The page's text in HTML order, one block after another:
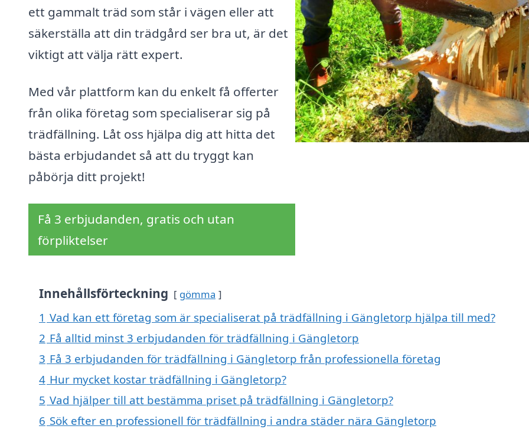
ett gammalt träd som står i vägen eller att
säkerställa att din trädgård ser bra ut, är det
viktigt att välja rätt expert.
Med vår plattform kan du enkelt få offerter
från olika företag som specialiserar sig på
trädfällning. Låt oss hjälpa dig att hitta det
bästa erbjudandet så att du tryggt kan
påbörja ditt projekt!
Få 3 erbjudanden, gratis och utan
förpliktelser
Innehållsförteckning gömma
1 Vad kan ett företag som är specialiserat på trädfällning i Gängletorp hjälpa till med?
2 Få alltid minst 3 erbjudanden för trädfällning i Gängletorp
3 Få 3 erbjudanden för trädfällning i Gängletorp från professionella företag
4 Hur mycket kostar trädfällning i Gängletorp?
5 Vad hjälper till att bestämma priset på trädfällning i Gängletorp?
6 Sök efter en professionell för trädfällning i andra städer nära Gängletorp